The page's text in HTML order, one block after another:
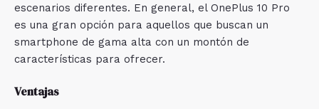
escenarios diferentes. En general, el OnePlus 10 Pro
es una gran opción para aquellos que buscan un
smartphone de gama alta con un montón de
características para ofrecer.
Ventajas